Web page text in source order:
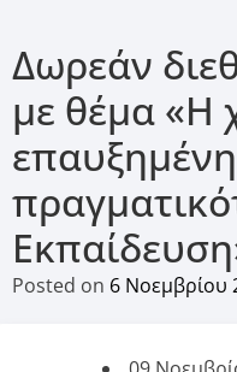
Δωρεάν
με θέμα «Η
Posted on 6 Νοεμβρίου